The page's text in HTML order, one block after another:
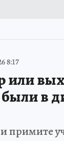
8:17
или
в
примите